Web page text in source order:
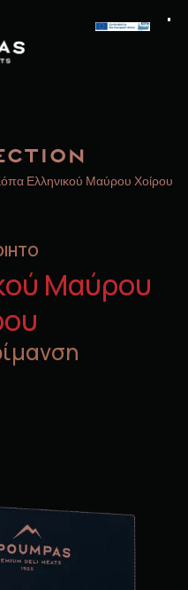
Ελληνικού Μαύρου Χοίρου
Μαύρου